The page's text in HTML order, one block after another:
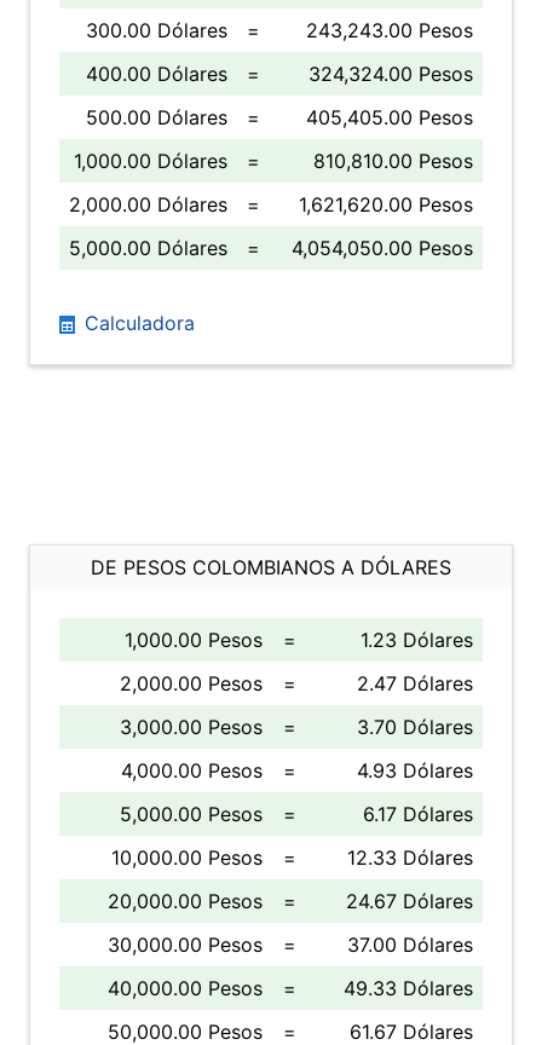
300.00 Dólares
=
243,243.00 Pesos
400.00 Dólares
=
324,324.00 Pesos
500.00 Dólares
=
405,405.00 Pesos
1,000.00 Dólares
=
810,810.00 Pesos
2,000.00 Dólares
=
1,621,620.00 Pesos
5,000.00 Dólares
= 4,054,050.00 Pesos
Calculadora
DE PESOS COLOMBIANOS A DÓLARES
1,000.00 Pesos =
1.23 Dólares
2,000.00 Pesos
=
2.47 Dólares
3,000.00 Pesos
=
3.70 Dólares
4,000.00 Pesos
=
4.93 Dólares
5,000.00 Pesos
=
6.17 Dólares
10,000.00 Pesos
=
12.33 Dólares
20,000.00 Pesos
=
24.67 Dólares
30,000.00 Pesos
=
37.00 Dólares
40,000.00 Pesos
=
49.33 Dólares
50,000.00 Pesos
= 61.67 Dólares